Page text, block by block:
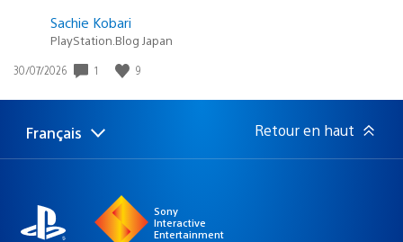
Sachie Kobari
PlayStation.Blog Japan
Date
publication
30/07/2026 1 9
Choisir
Région
Français Retour en haut
Sony
Interactive
Entertainment